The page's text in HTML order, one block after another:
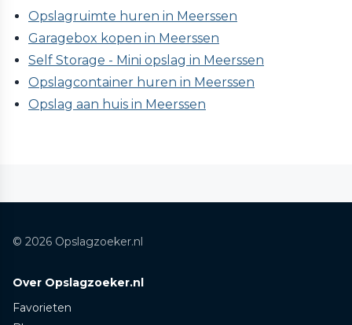
Opslagruimte huren in Meerssen
Garagebox kopen in Meerssen
Self Storage - Mini opslag in Meerssen
Opslagcontainer huren in Meerssen
Opslag aan huis in Meerssen
© 2026 Opslagzoeker.nl
Over Opslagzoeker.nl
Favorieten